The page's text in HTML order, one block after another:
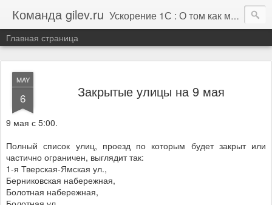
Команда gilev.ru Ускорение 1С : О том как мы это делаем. И не только про это.
Главная страница
MAY
6 Закрытые улицы на 9 мая
9 мая с 5:00.
Полный список улиц, проезд по которым будет закрыт или
частично ограничен, выглядит так:
1-я Тверская-Ямская ул.,
Берниковская набережная,
Болотная набережная,